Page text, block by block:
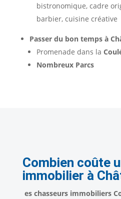
bistronomique, cadre
barbier, cuisine créative
Passer du bon temps à
Promenade dans la
Nombreux Parcs
Combien coûte
immobilier à
es chasseurs immobiliers